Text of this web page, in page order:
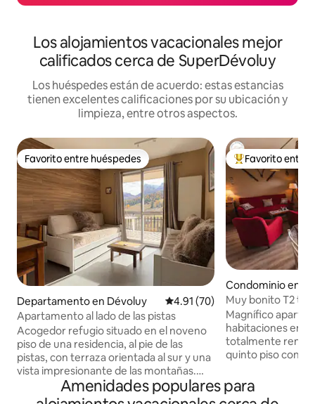
Los alojamientos vacacionales mejor
calificados cerca de SuperDévoluy
Los huéspedes están de acuerdo: estas estancias
tienen excelentes calificaciones por su ubicación y
limpieza, entre otros aspectos.
Favorito entre huéspedes
Favorito entre huéspedes
Departamento en Dévoluy Calificación promedio: 4.91 de
4.91 (70)
Apartamento al lado de las pistas
Acogedor refugio situado en el noveno
piso de una residencia, al pie de las
pistas, con terraza orientada al sur y una
vista impresionante de las montañas.
Aquí nos ponemos los esquís desde la
puerta, compartimos una fondue por la
De los mejores
Favorito entre
Condominio en
Muy bonito T2
39 m2
Magnífico
habitaciones en
totalmente
quinto piso con
equipado Rincón de montaña cerrado
Balcón sureste.
Amenidades populares para